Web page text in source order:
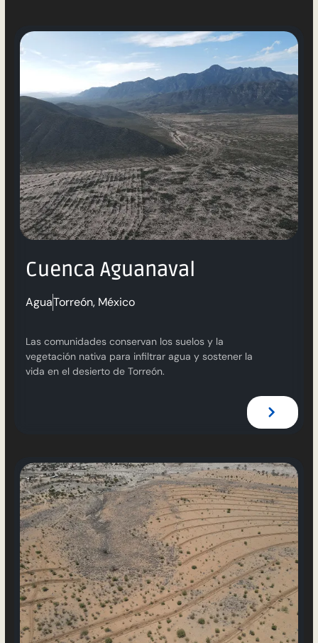
Cuenca Aguanaval
AguaTorreón, México
Las comunidades conservan los suelos y la
vegetación nativa para infiltrar agua y sostener la
vida en el desierto de Torreón.